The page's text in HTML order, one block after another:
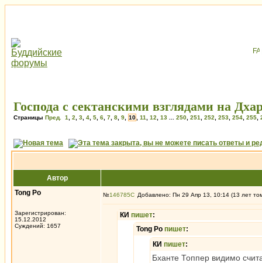
Господа с сектанскими взглядами на
Страницы Пред. 1 2 3 4 5 6 7 8 9 10 11 12 13 250 251 252 253 254 255
Автор
Tong Po
Зарегистрирован:
15.12.2012
Суждений: 1657
№146785 Добавлено: Пн 29 Апр 13, 10:14 (13 лет
КИ пишет:
Tong Po пишет:
КИ пишет:
Бханте Топпер видимо